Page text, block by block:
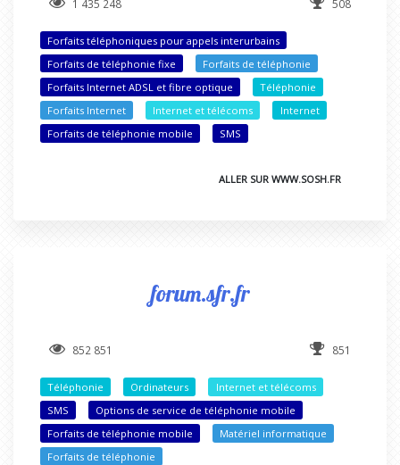
1 435 248 508
Forfaits téléphoniques pour appels interurbains
Forfaits de téléphonie fixe
Forfaits de téléphonie
Forfaits Internet ADSL et fibre optique
Téléphonie
Forfaits Internet
Internet et télécoms
Internet
Forfaits de téléphonie mobile
SMS
ALLER SUR WWW.SOSH.FR
forum.sfr.fr
852 851 851
Téléphonie Ordinateurs
Internet et télécoms
SMS
Options de service de téléphonie mobile
Forfaits de téléphonie mobile
Matériel informatique
Forfaits de téléphonie